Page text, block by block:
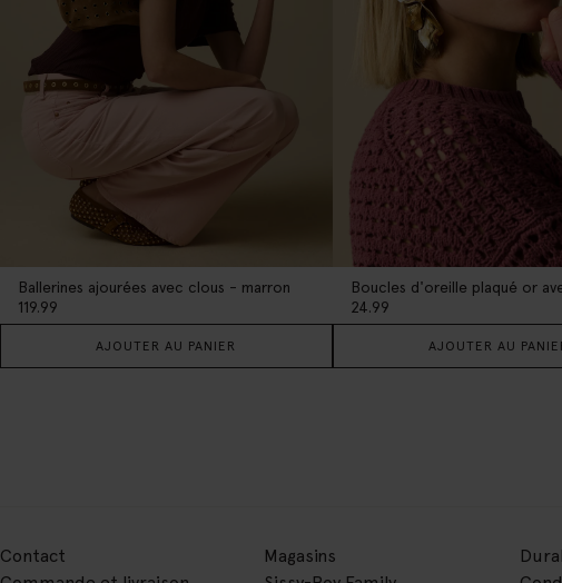
Ballerines ajourées avec clous - marron
119.99
AJOUTER AU PANIER
Boucles d'oreille plaqué or
24.99
AJOUTER AU
Contact
Magasins